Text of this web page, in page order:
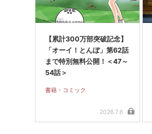
【累計300万部突破記念】
「オーイ！とんぼ」第62話
まで特別無料公開！＜47～
54話＞
書籍・コミック
2026.7.6